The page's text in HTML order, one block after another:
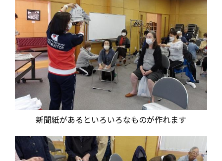
新聞紙があるといろいろなものが作れます